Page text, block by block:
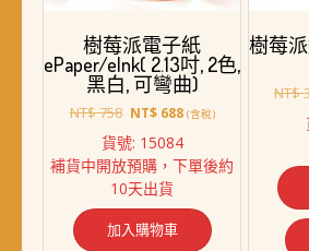
樹莓派電子紙
ePaper/eInk( 2.13吋, 2色,
黑白, 可彎曲)
NT$758 原
價
格：
NT$ 758。
NT$688目
價
格：
(含稅)
貨號: 15084
補貨中開放預購，下單後約
10天出貨
加入購物車
樹莓
NT$